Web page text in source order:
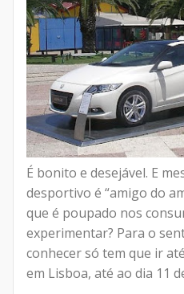
É bonito e desejável. E
desportivo é “amigo do
que é poupado nos
experimentar? Para o
conhecer só tem que ir
em Lisboa, até ao dia 11